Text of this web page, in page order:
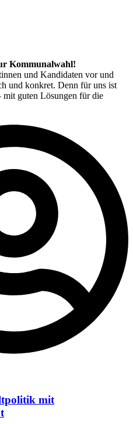
Kommunalwahl!
und Kandidaten vor und
und konkret. Denn für uns ist
guten Lösungen für die
mit